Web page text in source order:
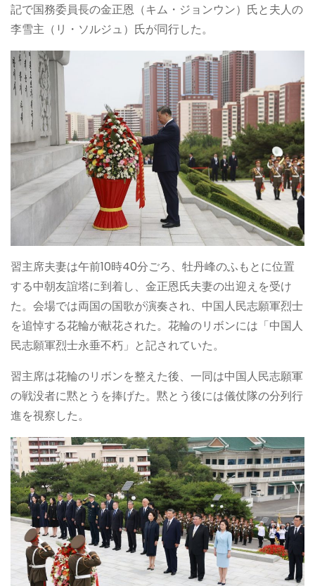
記で国務委員長の金正恩（キム・ジョンウン）氏と夫人の
李雪主（リ・ソルジュ）氏が同行した。
習主席夫妻は午前10時40分ごろ、牡丹峰のふもとに位置
する中朝友誼塔に到着し、金正恩氏夫妻の出迎えを受け
た。会場では両国の国歌が演奏され、中国人民志願軍烈士
を追悼する花輪が献花された。花輪のリボンには「中国人
民志願軍烈士永垂不朽」と記されていた。
習主席は花輪のリボンを整えた後、一同は中国人民志願軍
の戦没者に黙とうを捧げた。黙とう後には儀仗隊の分列行
進を視察した。